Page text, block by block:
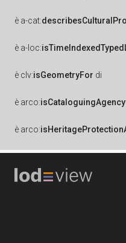
è a-cat:
è a-loc:
è clv:isGeometryFor di
è arco:
è arco: